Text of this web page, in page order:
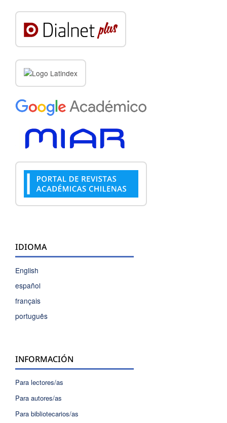
IDIOMA
English
español
français
português
INFORMACIÓN
Para lectores/as
Para autores/as
Para bibliotecarios/as